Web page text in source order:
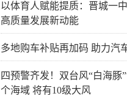
以体育人赋能提质：晋城一
高质量发展新动能
多地购车补贴再加码 助力汽
四预警齐发！双台风“白海豚
个海域 将有10级大风